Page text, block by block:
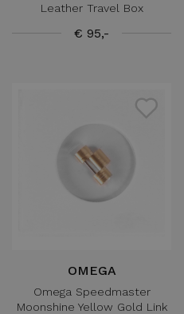
Leather Travel Box
€ 95,-
OMEGA
Omega Speedmaster
Moonshine Yellow Gold Link